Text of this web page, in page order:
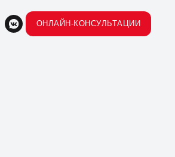
ОНЛАЙН-КОНСУЛЬТАЦИИ